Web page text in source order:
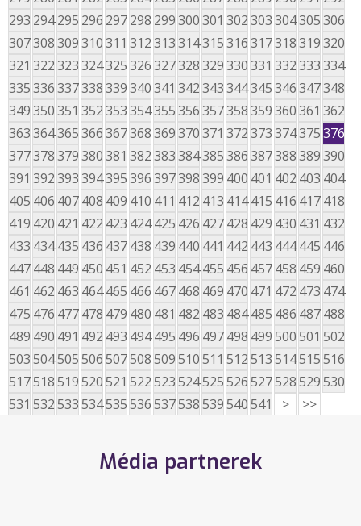
293 294295 296 297298 299300301 302303304305306
307308309310311 312313314315316317318319320
321 322323324325326327328329330331 332333334
335336337338339340341 342343344345346347348
349350351 352353354355356357358359360361 362
363364365366367368369370371 372373374375376
377378379380381 382383384385386387388389390
391 392393394395396397398399 400 401 402 403 404
405 406 407408 409 410 411 412 413 414415 416 417418
419 420 421 422 423 424425 426 427428 429 430 431 432
433 434435 436 437438 439 440 441 442 443 444445 446
447448 449 450 451 452 453 454455 456 457458 459 460
461 462 463 464465 466 467468 469 470 471 472 473 474
475 476 477478 479 480 481 482 483 484485 486 487488
489 490 491 492 493 494495 496 497498 499500501 502
503504505506507508509510511 512513514515516
517518519520521 522523524525526527528529530
531 532533534535536537538539540541 > >>
Média partnerek